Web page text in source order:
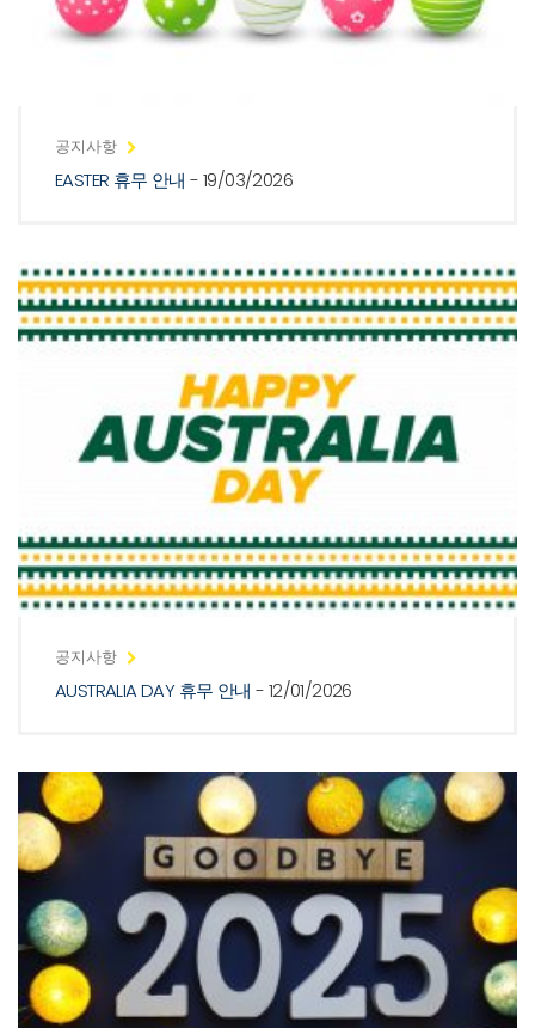
공지사항
EASTER 휴무 안내 - 19/03/2026
공지사항
AUSTRALIA DAY 휴무 안내 - 12/01/2026